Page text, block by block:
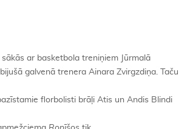
ar basketbola treniņiem Jūrmalā
galvenā trenera Ainara Zvirgzdiņa. Taču
florbolisti brāļi Atis un Andis Blindi